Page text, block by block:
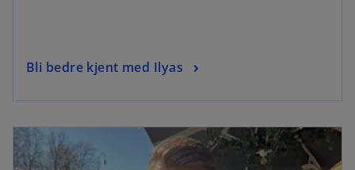
Bli bedre kjent med Ilyas